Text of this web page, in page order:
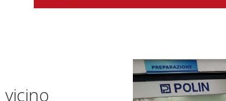
vicino